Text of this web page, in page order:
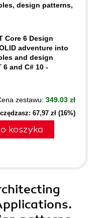
design patterns,
Core 6 Design
adventure into
and design
6 and C# 10 -
zestawu: 349.03 zł
67,97 zł (16%)
koszyka